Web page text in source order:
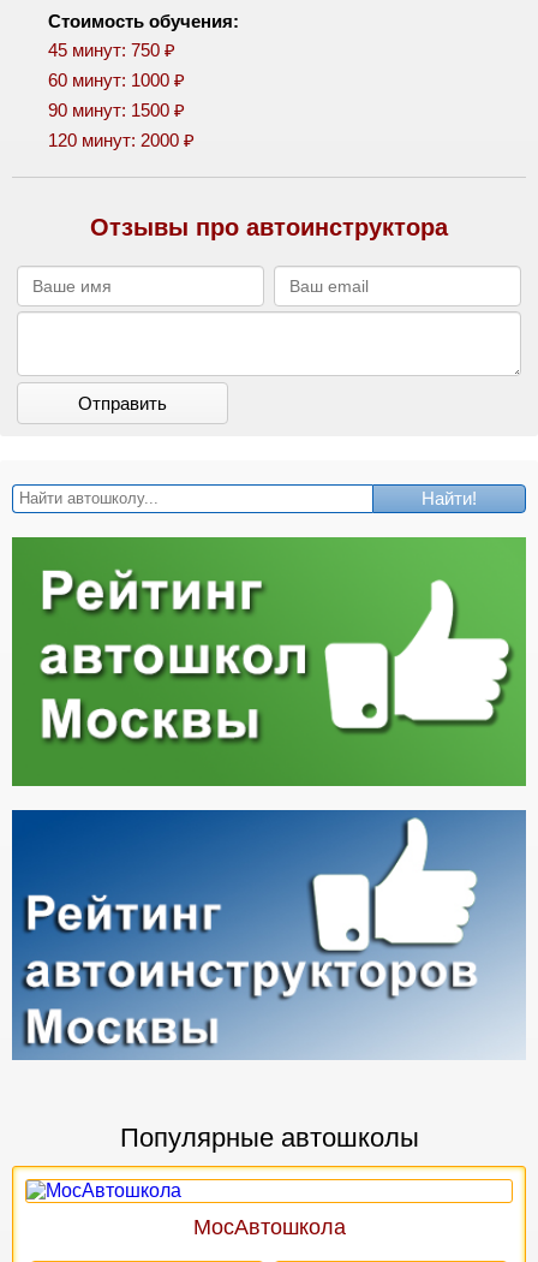
Стоимость обучения:
45 минут: 750 ₽
60 минут: 1000 ₽
90 минут: 1500 ₽
120 минут: 2000 ₽
Отзывы про автоинструктора
Отправить
Найти!
Популярные автошколы
МосАвтошкола